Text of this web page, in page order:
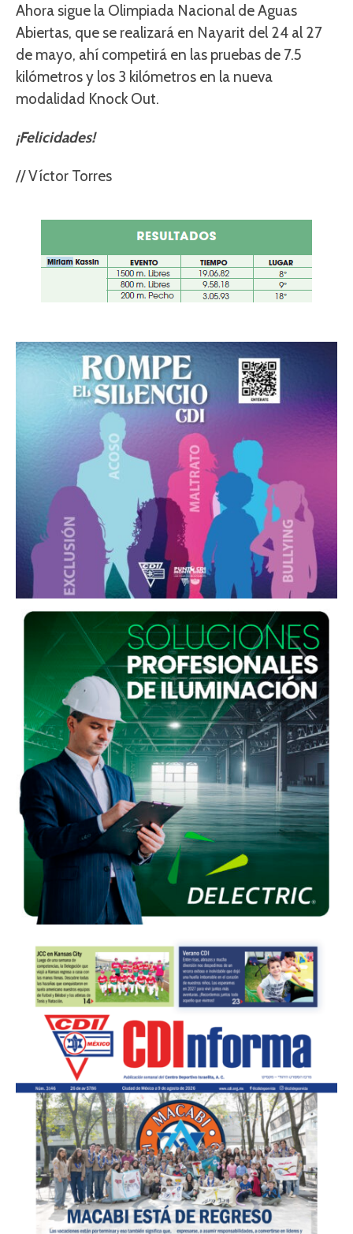
Ahora sigue la Olimpiada Nacional de Aguas
Abiertas, que se realizará en Nayarit del 24 al 27
de mayo, ahí competirá en las pruebas de 7.5
kilómetros y los 3 kilómetros en la nueva
modalidad Knock Out.
¡Felicidades!
// Víctor Torres